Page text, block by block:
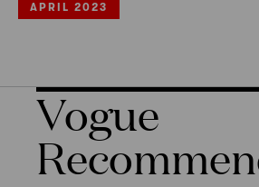
APRIL 2023
Vogue